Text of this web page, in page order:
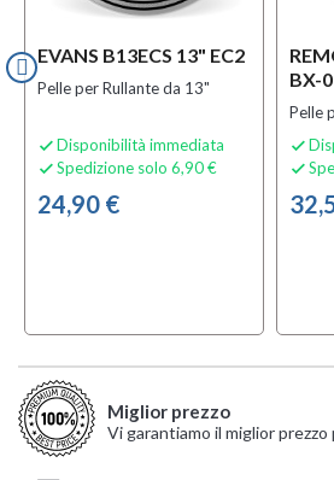
EVANS B13ECS 13" EC2
Pelle per Rullante da 13"
 Disponibilità immediata
 Spedizione solo 6,90 €
24,90 €
BX-
Pelle


Miglior prezzo
Vi garantiamo il miglior prezzo